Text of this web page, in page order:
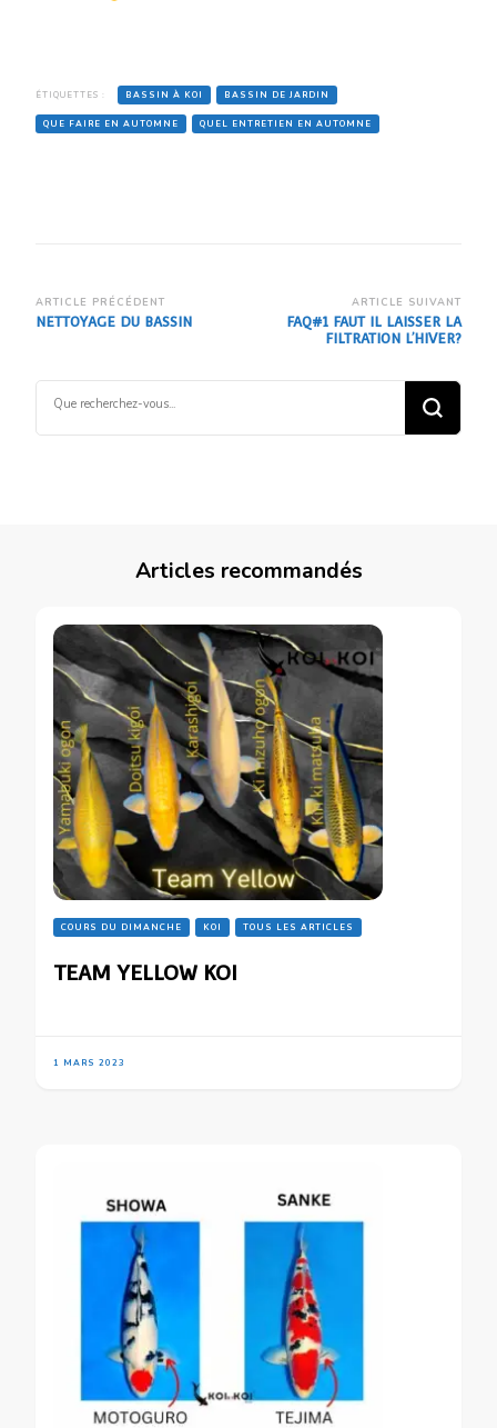
ÉTIQUETTES : BASSIN À KOI BASSIN DE JARDIN
QUE FAIRE EN AUTOMNE QUEL ENTRETIEN EN AUTOMNE
Navigation
d’article
ARTICLE PRÉCÉDENT
NETTOYAGE DU BASSIN
ARTICLE SUIVANT
FAQ#1 FAUT IL LAISSER LA
FILTRATION L’HIVER?
recherchiez
quelque
Articles recommandés
COURS DU DIMANCHE KOI TOUS LES ARTICLES
TEAM YELLOW KOI
1 MARS 2023